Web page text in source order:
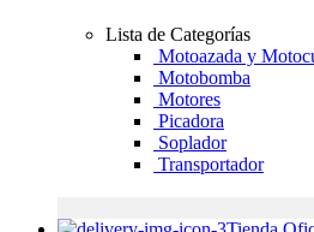
Lista de Categorías
Motoazada y
Motobomba
Motores
Picadora
Soplador
Transportador